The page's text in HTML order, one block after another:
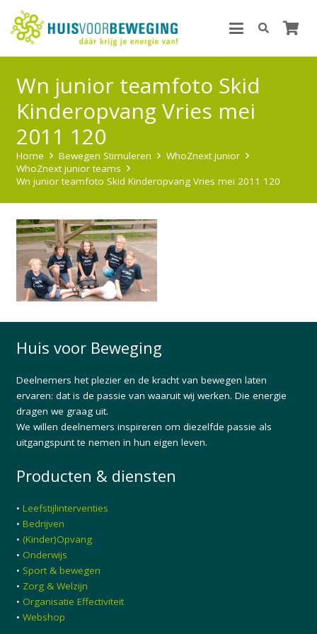
Wn junior teamfoto Skid
Kinderopvang Vries mei
2011 120
Home Bewegen Stimuleren
WhoZnext junior
WhoZnext junior teams
Wn junior teamfoto Skid Kinderopvang Vries mei 2011 120
Huis voor Beweging
Deelnemers het plezier en de kracht van bewegen laten
ervaren: dat is de passie van waaruit wij werken. Die energie
dragen we graag uit.
We willen deelnemers inspireren om diezelfde passie als
uitgangspunt te nemen in hun eigen leven.
Producten & diensten
• Leefstijlinterventies
• Bedrijven
• (Kinder)Opvang
• Onderwijs
• Sport & bewegen
• Zorg & Welzijn
• Organisatie Effectiviteit
• Webshop